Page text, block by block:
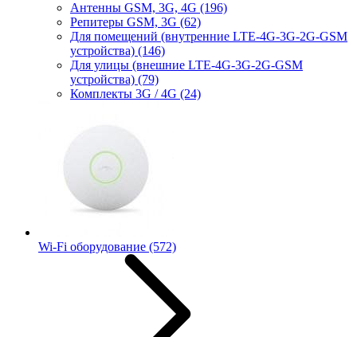
Антенны GSM, 3G, 4G (196)
Репитеры GSM, 3G (62)
Для помещений (внутренние LTE-4G-3G-2G-GSM
устройства) (146)
Для улицы (внешние LTE-4G-3G-2G-GSM
устройства) (79)
Комплекты 3G / 4G (24)
Wi-Fi оборудование (572)